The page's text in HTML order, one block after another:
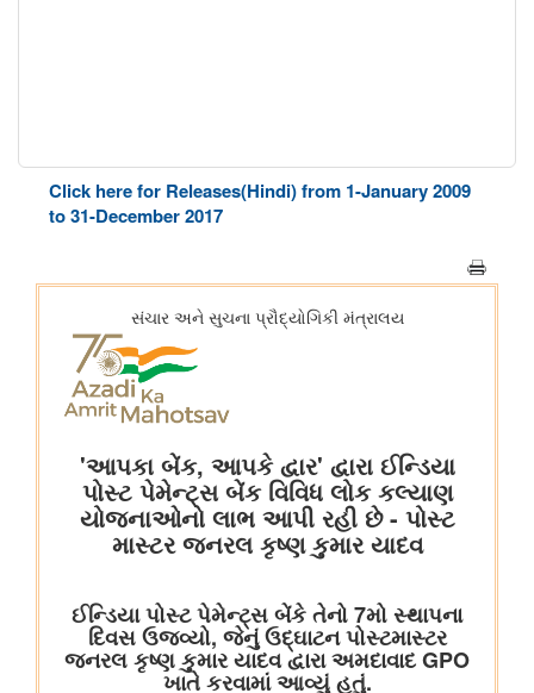
Click here for Releases(Hindi) from 1-January 2009
to 31-December 2017